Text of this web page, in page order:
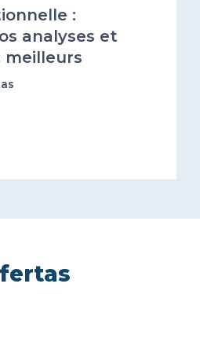
:
analyses et
meilleurs
!